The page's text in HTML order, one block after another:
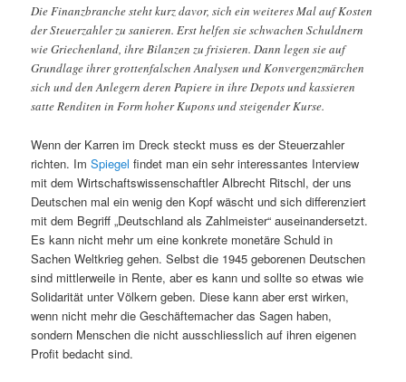
Die Finanzbranche steht kurz davor, sich ein weiteres Mal auf Kosten
der Steuerzahler zu sanieren. Erst helfen sie schwachen Schuldnern
wie Griechenland, ihre Bilanzen zu frisieren. Dann legen sie auf
Grundlage ihrer grottenfalschen Analysen und Konvergenzmärchen
sich und den Anlegern deren Papiere in ihre Depots und kassieren
satte Renditen in Form hoher Kupons und steigender Kurse.
Wenn der Karren im Dreck steckt muss es der Steuerzahler
richten. ImSpiegel findet man ein sehr interessantes Interview
mit dem Wirtschaftswissenschaftler Albrecht Ritschl, der uns
Deutschen mal ein wenig den Kopf wäscht und sich differenziert
mit dem Begriff „Deutschland als Zahlmeister“ auseinandersetzt.
Es kann nicht mehr um eine konkrete monetäre Schuld in
Sachen Weltkrieg gehen. Selbst die 1945 geborenen Deutschen
sind mittlerweile in Rente, aber es kann und sollte so etwas wie
Solidarität unter Völkern geben. Diese kann aber erst wirken,
wenn nicht mehr die Geschäftemacher das Sagen haben,
sondern Menschen die nicht ausschliesslich auf ihren eigenen
Profit bedacht sind.